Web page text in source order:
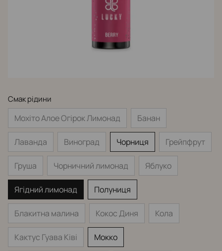
Смак рідини
Мохіто Алое Огірок Лимонад Банан
Лаванда Виноград Чорниця Грейпфрут
Груша Чорничний лимонад Яблуко
Ягідний лимонад Полуниця
Блакитна малина Кокос Диня Кола
Кактус Гуава Ківі Мокко